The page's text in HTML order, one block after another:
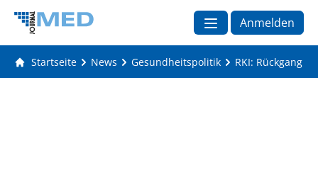
Anmelden
Startseite News Gesundheitspolitik RKI: Rückgang